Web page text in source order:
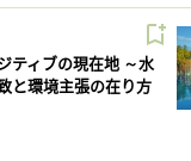
ティブの現在地 ～水
と環境主張の在り方